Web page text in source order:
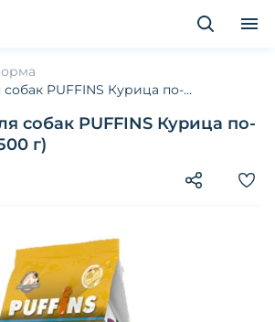
PUFFINS Курица по-
собак PUFFINS Курица по-
г)